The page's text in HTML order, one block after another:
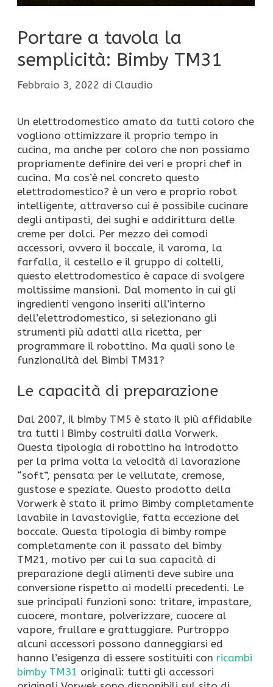
Portare a tavola la
semplicità: Bimby TM31
Febbraio 3, 2022 di Claudio
Un elettrodomestico amato da tutti coloro che
vogliono ottimizzare il proprio tempo in
cucina, ma anche per coloro che non possiamo
propriamente definire dei veri e propri chef in
cucina. Ma cos’è nel concreto questo
elettrodomestico? è un vero e proprio robot
intelligente, attraverso cui è possibile cucinare
degli antipasti, dei sughi e addirittura delle
creme per dolci. Per mezzo dei comodi
accessori, ovvero il boccale, il varoma, la
farfalla, il cestello e il gruppo di coltelli,
questo elettrodomestico è capace di svolgere
moltissime mansioni. Dal momento in cui gli
ingredienti vengono inseriti all’interno
dell’elettrodomestico, si selezionano gli
strumenti più adatti alla ricetta, per
programmare il robottino. Ma quali sono le
funzionalità del Bimbi TM31?
Le capacità di preparazione
Dal 2007, il bimby TM5 è stato il più affidabile
tra tutti i Bimby costruiti dalla Vorwerk.
Questa tipologia di robottino ha introdotto
per la prima volta la velocità di lavorazione
“soft”, pensata per le vellutate, cremose,
gustose e speziate. Questo prodotto della
Vorwerk è stato il primo Bimby completamente
lavabile in lavastoviglie, fatta eccezione del
boccale. Questa tipologia di bimby rompe
completamente con il passato del bimby
TM21, motivo per cui la sua capacità di
preparazione degli alimenti deve subire una
conversione rispetto ai modelli precedenti. Le
sue principali funzioni sono: tritare, impastare,
cuocere, montare, polverizzare, cuocere al
vapore, frullare e grattuggiare. Purtroppo
alcuni accessori possono danneggiarsi ed
hanno l’esigenza di essere sostituiti con ricambi
bimby TM31 originali: tutti gli accessori